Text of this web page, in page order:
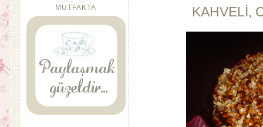
KAHVELİ,
MUTFAKTA